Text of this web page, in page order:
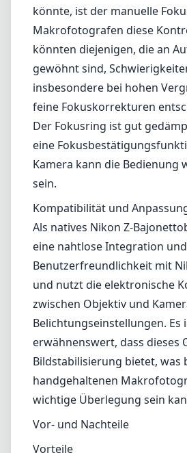
könnte, ist der manuelle
Makrofotografen diese
könnten diejenigen, die an
gewöhnt sind,
insbesondere bei hohen
feine Fokuskorrekturen
Der Fokusring ist gut
eine
Kamera kann die Bedienung
sein.
Kompatibilität und
Als natives Nikon Z-
eine nahtlose Integration und
Benutzerfreundlichkeit mit
und nutzt die elektronische
zwischen Objektiv und
Belichtungseinstellungen. Es
erwähnenswert, dass dieses
Bildstabilisierung bietet, was
handgehaltenen
wichtige Überlegung sein
Vor- und Nachteile
Vorteile